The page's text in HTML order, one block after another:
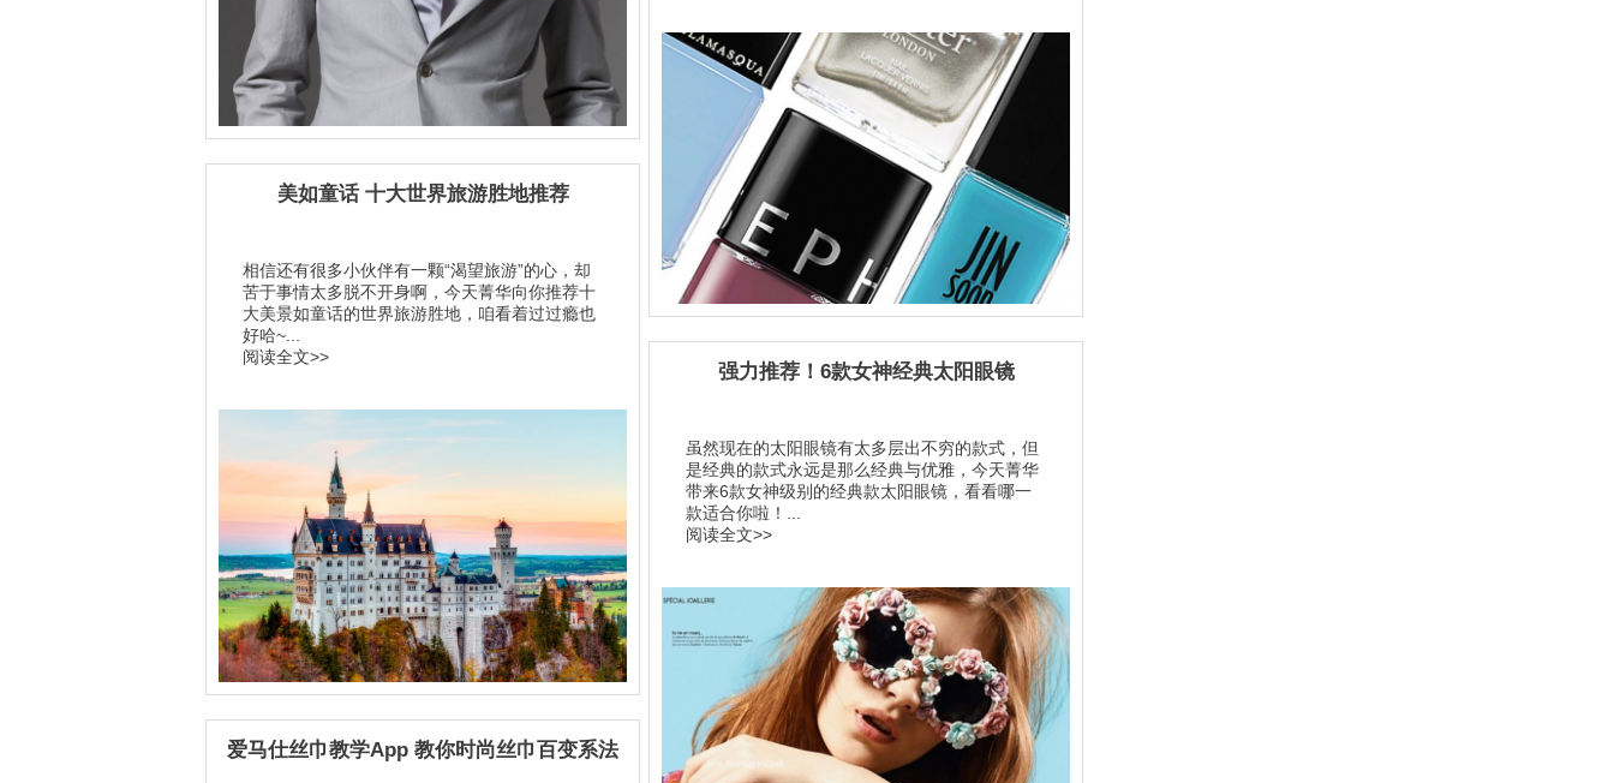
美如童话 十大世界旅游胜地推荐
相信还有很多小伙伴有一颗“渴望旅游”的心，却
苦于事情太多脱不开身啊，今天菁华向你推荐十
大美景如童话的世界旅游胜地，咱看着过过瘾也
好哈~...
阅读全文>>
强力推荐！6款女神经典太阳眼镜
虽然现在的太阳眼镜有太多层出不穷的款式，但
是经典的款式永远是那么经典与优雅，今天菁华
带来6款女神级别的经典款太阳眼镜，看看哪一
款适合你啦！...
阅读全文>>
爱马仕丝巾教学App 教你时尚丝巾百变系法